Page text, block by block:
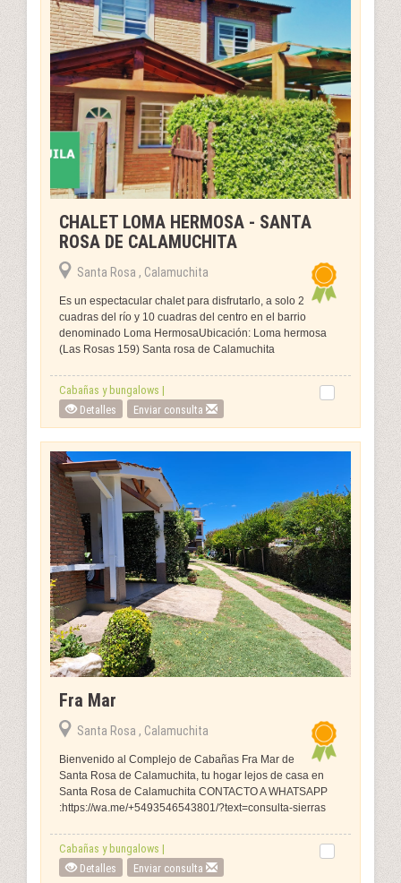
CHALET LOMA HERMOSA - SANTA
ROSA DE CALAMUCHITA
Santa Rosa , Calamuchita
Es un espectacular chalet para disfrutarlo, a solo 2
cuadras del río y 10 cuadras del centro en el barrio
denominado Loma HermosaUbicación: Loma hermosa
(Las Rosas 159) Santa rosa de Calamuchita
Cabañas y bungalows |
Detalles
Enviar consulta
Fra Mar
Santa Rosa , Calamuchita
Bienvenido al Complejo de Cabañas Fra Mar de
Santa Rosa de Calamuchita, tu hogar lejos de casa en
Santa Rosa de Calamuchita CONTACTO A WHATSAPP
:https://wa.me/+5493546543801/?text=consulta-sierras
Cabañas y bungalows |
Detalles
Enviar consulta